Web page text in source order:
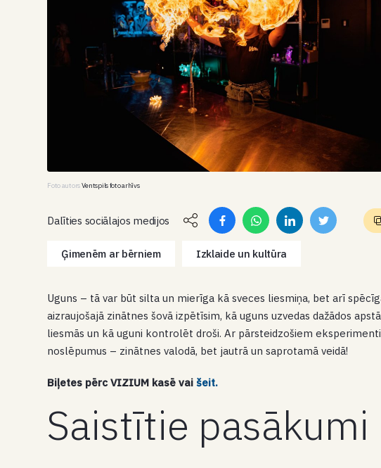
Foto autorsVentspils foto arhīvs
Dalīties sociālajos medijos
Ģimenēm ar bērniem Izklaide un kultūra
Uguns – tā var būt silta un mierīga kā sveces liesmiņa, bet arī
aizraujošajā zinātnes šovā izpētīsim, kā uguns uzvedas dažādos
liesmās un kā uguni kontrolēt droši. Ar pārsteidzošiem
noslēpumus – zinātnes valodā, bet jautrā un saprotamā veidā!
Biļetes pērc VIZIUM kasē vai šeit.
Saistītie pasākumi